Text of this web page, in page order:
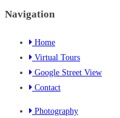
Navigation
Home
Virtual Tours
Google Street View
Contact
Photography